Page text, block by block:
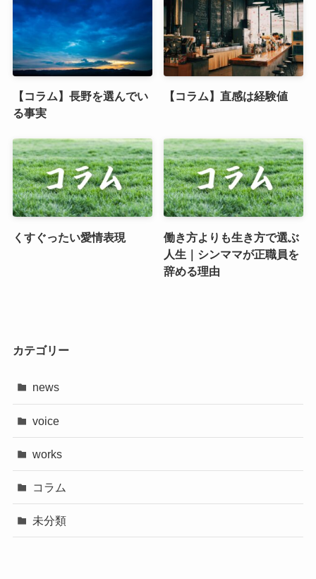
【コラム】長野を選んでい
る事実
【コラム】直感は経験値
くすぐったい愛情表現
働き方よりも生き方で選ぶ
人生｜シンママが正職員を
辞める理由
カテゴリー
news
voice
works
コラム
未分類